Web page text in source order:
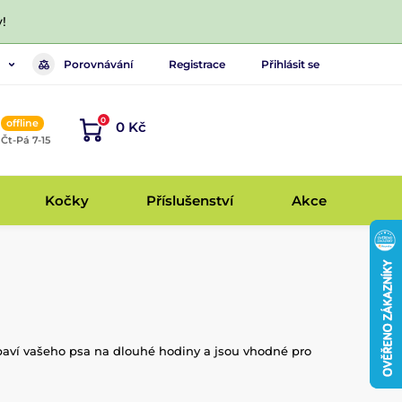
Porovnávání Registrace Přihlásit se
offline
Pá 7-15
0 0 Kč
Kočky Příslušenství Akce
vašeho psa na dlouhé hodiny a jsou vhodné pro